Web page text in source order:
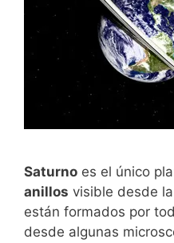
Saturno es el único
anillos visible desde
están formados por
desde algunas